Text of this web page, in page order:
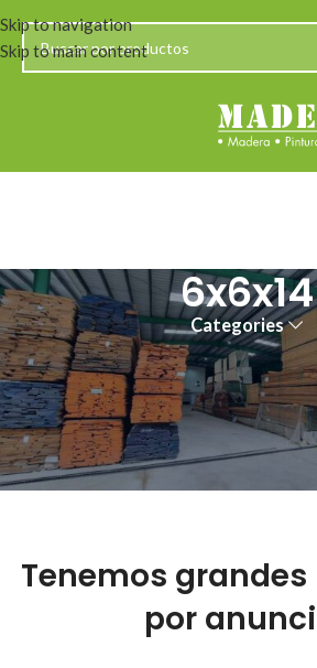
Skip to navigation
Skip to main content
6x6x14
Categories
Tenemos
por